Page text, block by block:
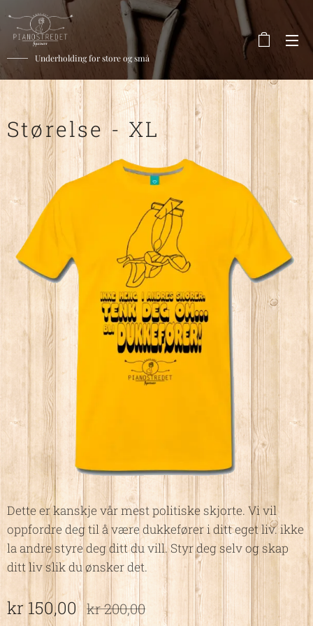
Underholding for store og små
Størelse - XL
Dette er kanskje vår mest politiske skjorte. Vi vil
oppfordre deg til å være dukkefører i ditt eget liv. ikke
la andre styre deg ditt du vill. Styr deg selv og skap
ditt liv slik du ønsker det.
kr 150,00 kr200,00